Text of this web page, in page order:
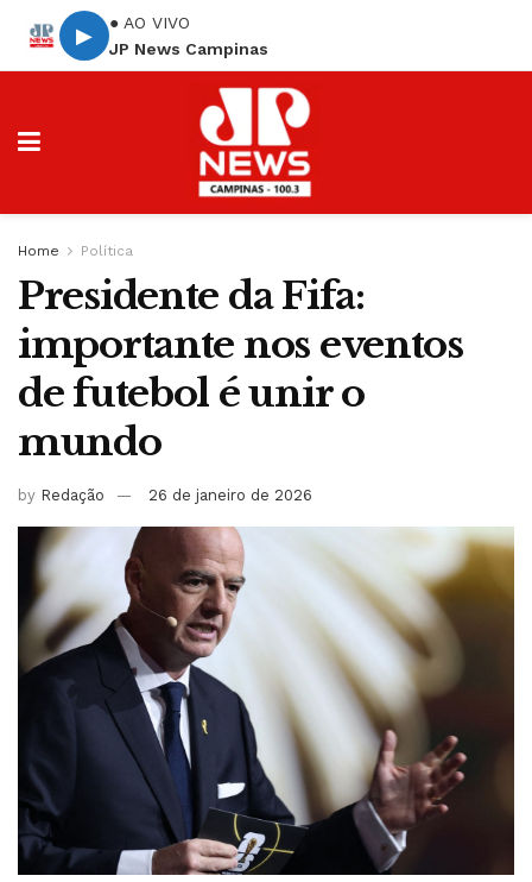
▶
● AO VIVO
JP News Campinas
Home Política
Presidente da Fifa:
importante nos eventos
de futebol é unir o
mundo
by Redação 26 de janeiro de 2026